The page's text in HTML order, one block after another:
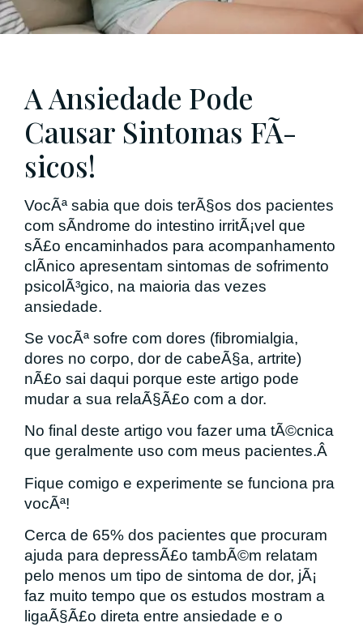
A Ansiedade Pode
Causar Sintomas FÃ­
sicos!
VocÃª sabia que dois terÃ§os dos pacientes
com sÃ­ndrome do intestino irritÃ¡vel que
sÃ£o encaminhados para acompanhamento
clÃ­nico apresentam sintomas de sofrimento
psicolÃ³gico, na maioria das vezes
ansiedade.
Se vocÃª sofre com dores (fibromialgia,
dores no corpo, dor de cabeÃ§a, artrite)
nÃ£o sai daqui porque este artigo pode
mudar a sua relaÃ§Ã£o com a dor.
No final deste artigo vou fazer uma tÃ©cnica
que geralmente uso com meus pacientes.Â
Fique comigo e experimente se funciona pra
vocÃª!
Cerca de 65% dos pacientes que procuram
ajuda para depressÃ£o tambÃ©m relatam
pelo menos um tipo de sintoma de dor, jÃ¡
faz muito tempo que os estudos mostram a
ligaÃ§Ã£o direta entre ansiedade e o